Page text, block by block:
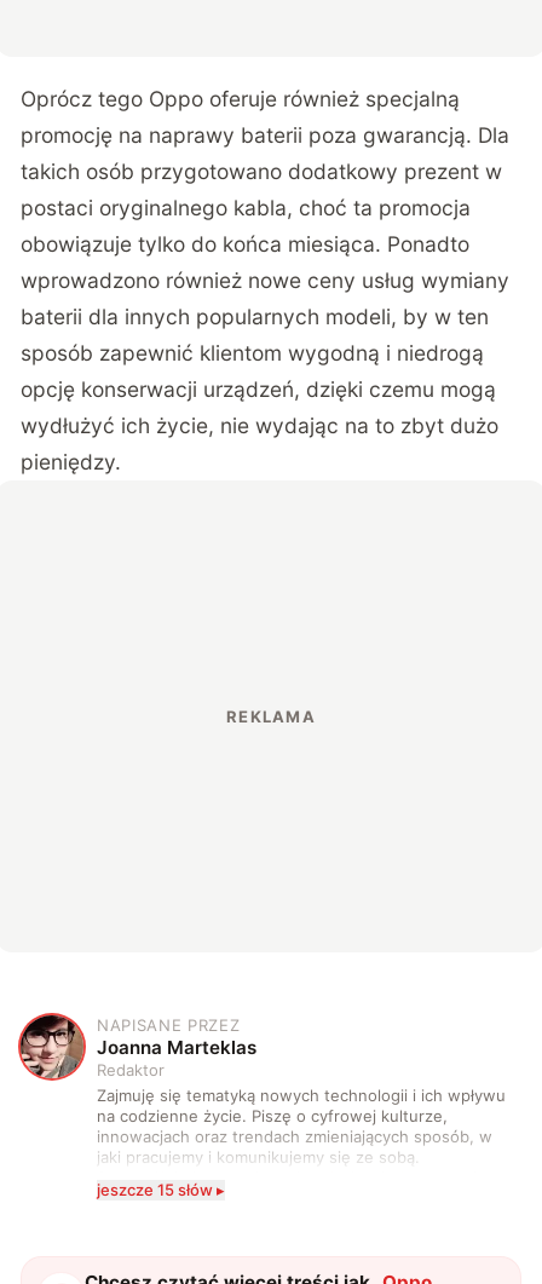
Oprócz tego Oppo oferuje również specjalną
promocję na naprawy baterii poza gwarancją. Dla
takich osób przygotowano dodatkowy prezent w
postaci oryginalnego kabla, choć ta promocja
obowiązuje tylko do końca miesiąca. Ponadto
wprowadzono również nowe ceny usług wymiany
baterii dla innych popularnych modeli, by w ten
sposób zapewnić klientom wygodną i niedrogą
opcję konserwacji urządzeń, dzięki czemu mogą
wydłużyć ich życie, nie wydając na to zbyt dużo
pieniędzy.
J
NAPISANE PRZEZ
Joanna Marteklas
Redaktor
Zajmuję się tematyką nowych technologii i ich wpływu
na codzienne życie. Piszę o cyfrowej kulturze,
innowacjach oraz trendach zmieniających sposób, w
jaki pracujemy i komunikujemy się ze sobą.
technologii a współczesną popkulturą. W wolnych
jeszcze 15 słów ▸